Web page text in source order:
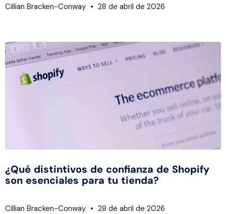
Cillian Bracken-Conway 28 de abril de 2026
¿Qué distintivos de confianza de Shopify
son esenciales para tu tienda?
Cillian Bracken-Conway 28 de abril de 2026